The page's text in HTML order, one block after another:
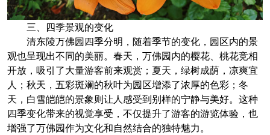
三、四季景观的变化
清东陵万佛园四季分明，随着季节的变化，园区内的景
观也呈现出不同的美丽。春天，万佛园内的樱花、桃花竞相
开放，吸引了大量游客前来观赏；夏天，绿树成荫，凉爽宜
人；秋天，五彩斑斓的秋叶为园区增添了浓厚的色彩；冬
天，白雪皑皑的景象则让人感受到别样的宁静与美好。这种
四季变化带来的视觉享受，不仅提升了游客的游览体验，也
增强了万佛园作为文化和自然结合的独特魅力。